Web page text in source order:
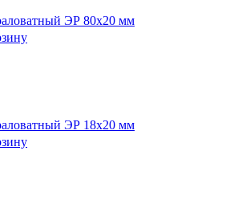
ЭР 80х20 мм
ЭР 18х20 мм